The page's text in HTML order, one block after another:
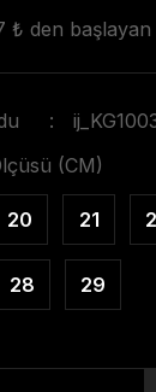
₺ den başlayan
(CM)
20 21
28 29